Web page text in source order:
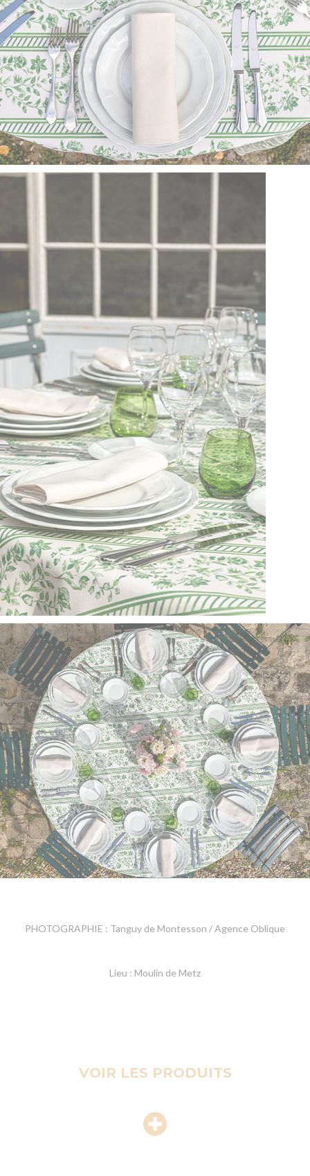
PHOTOGRAPHIE : Tanguy de Montesson / Agence Oblique
Lieu : Moulin de Metz
VOIR LES PRODUITS